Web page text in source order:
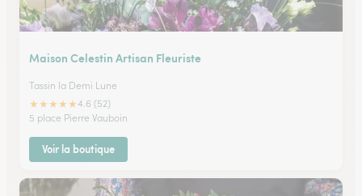
Maison Celestin Artisan Fleuriste
Tassin la Demi Lune
★★★★★4.6 (52)
5 place Pierre Vauboin
Voir la boutique